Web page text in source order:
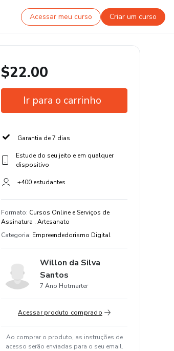
Acessar meu curso Criar um curso
$22.00
Ir para o carrinho
Garantia de 7 dias
Estude do seu jeito e em qualquer
dispositivo
+400 estudantes
Formato: Cursos Online e Serviços de
Assinatura . Artesanato
Categoria: Empreendedorismo Digital
Willon da Silva
Santos
7 Ano Hotmarter
Acessar produto comprado
Ao comprar o produto, as instruções de
acesso serão enviadas para o seu email.